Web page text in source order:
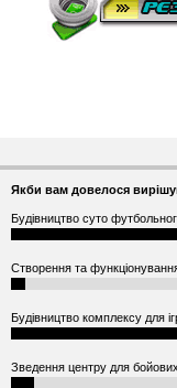
Якби вам довелося
Будівництво суто
Створення та
Будівництво комплексу для
Зведення центру для